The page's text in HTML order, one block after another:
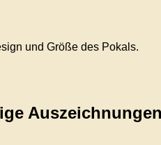
und Größe des Pokals.